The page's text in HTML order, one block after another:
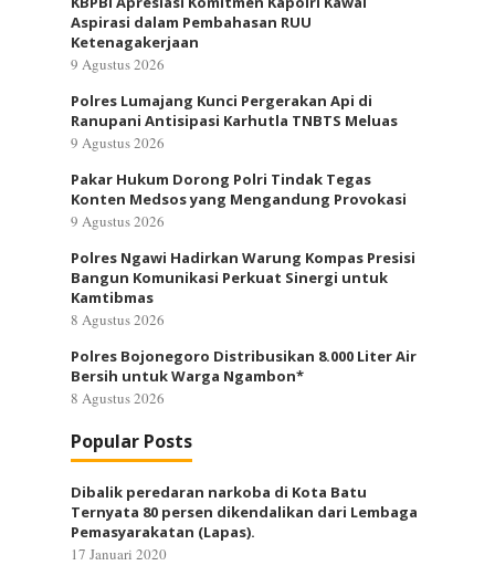
Aspirasi dalam Pembahasan RUU
Ketenagakerjaan
9 Agustus 2026
Polres Lumajang Kunci Pergerakan Api di
Ranupani Antisipasi Karhutla TNBTS Meluas
9 Agustus 2026
Pakar Hukum Dorong Polri Tindak Tegas
Konten Medsos yang Mengandung Provokasi
9 Agustus 2026
Polres Ngawi Hadirkan Warung Kompas Presisi
Bangun Komunikasi Perkuat Sinergi untuk
Kamtibmas
8 Agustus 2026
Polres Bojonegoro Distribusikan 8.000 Liter Air
Bersih untuk Warga Ngambon*
8 Agustus 2026
Popular Posts
Dibalik peredaran narkoba di Kota Batu
Ternyata 80 persen dikendalikan dari Lembaga
Pemasyarakatan (Lapas).
17 Januari 2020